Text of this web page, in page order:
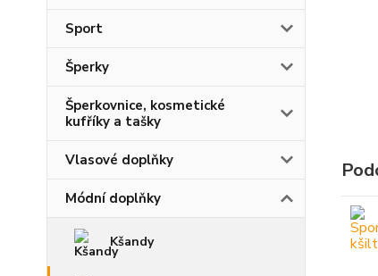
Sport
Šperky
Šperkovnice, kosmetické
kufříky a tašky
Vlasové doplňky
Módní doplňky
Kšandy